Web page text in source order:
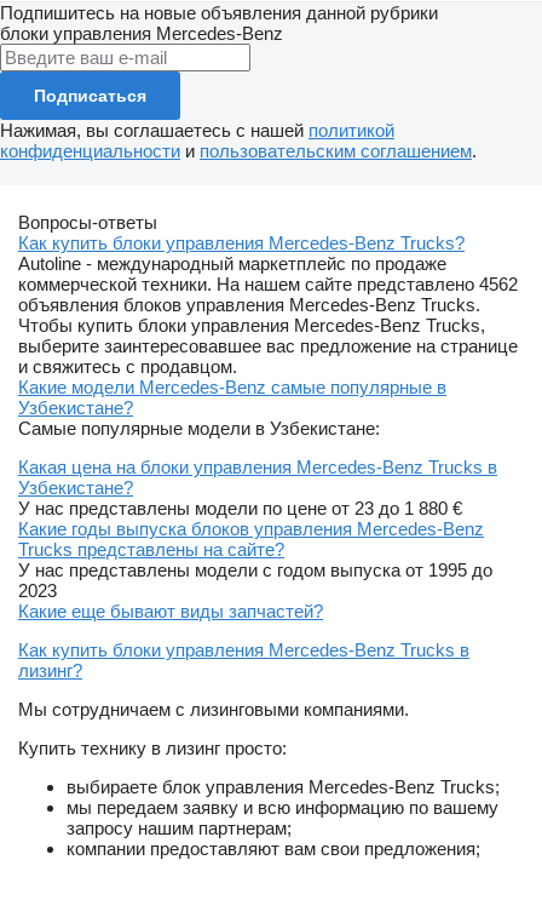
Подпишитесь на новые объявления данной рубрики
блоки управления Mercedes-Benz
Подписаться
Нажимая, вы соглашаетесь с нашей политикой
конфиденциальности и пользовательским соглашением.
Вопросы-ответы
Как купить блоки управления Mercedes-Benz Trucks?
Autoline - международный маркетплейс по продаже
коммерческой техники. На нашем сайте представлено 4562
объявления блоков управления Mercedes-Benz Trucks.
Чтобы купить блоки управления Mercedes-Benz Trucks,
выберите заинтересовавшее вас предложение на странице
и свяжитесь с продавцом.
Какие модели Mercedes-Benz самые популярные в
Узбекистане?
Самые популярные модели в Узбекистане:
Какая цена на блоки управления Mercedes-Benz Trucks в
Узбекистане?
У нас представлены модели по цене от 23 до 1 880 €
Какие годы выпуска блоков управления Mercedes-Benz
Trucks представлены на сайте?
У нас представлены модели с годом выпуска от 1995 до
2023
Какие еще бывают виды запчастей?
Как купить блоки управления Mercedes-Benz Trucks в
лизинг?
Мы сотрудничаем с лизинговыми компаниями.
Купить технику в лизинг просто:
выбираете блок управления Mercedes-Benz Trucks;
мы передаем заявку и всю информацию по вашему
запросу нашим партнерам;
компании предоставляют вам свои предложения;